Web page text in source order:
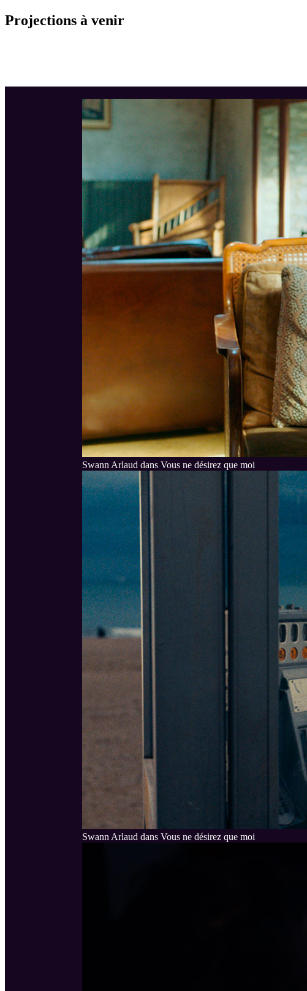
Projections à venir
Swann Arlaud dans Vous ne désirez que moi
Swann Arlaud dans Vous ne désirez que moi